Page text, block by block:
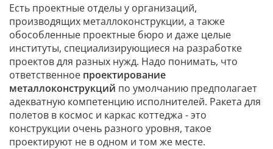
Есть проектные отделы у организаций,
производящих металлоконструкции, а также
обособленные проектные бюро и даже целые
институты, специализирующиеся на разработке
проектов для разных нужд. Надо понимать, что
ответственное проектирование
металлоконструкций по умолчанию предполагает
адекватную компетенцию исполнителей. Ракета для
полетов в космос и каркас коттеджа - это
конструкции очень разного уровня, такое
проектируют не в одном и том же месте.